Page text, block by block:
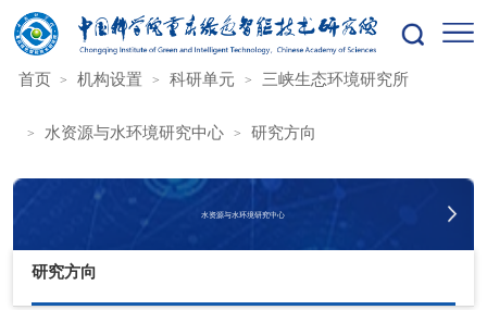
您的位置：
首页 机构设置 科研单元 三峡生态环境研究所
水资源与水环境研究中心 研究方向
水资源与水环境研究中心
研究方向